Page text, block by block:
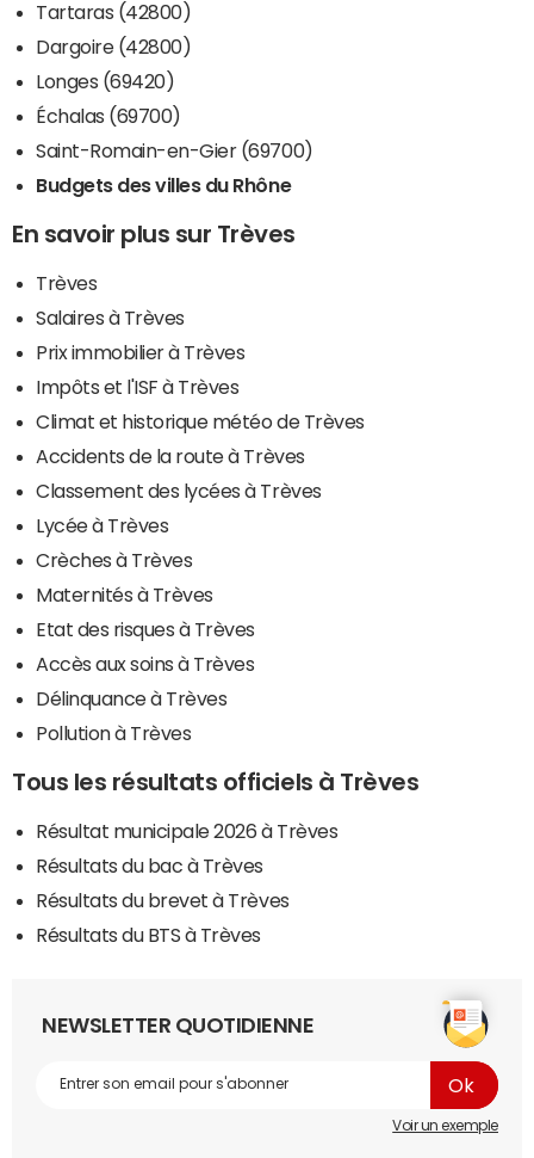
Tartaras (42800)
Dargoire (42800)
Longes (69420)
Échalas (69700)
Saint-Romain-en-Gier (69700)
Budgets des villes du Rhône
En savoir plus sur Trèves
Trèves
Salaires à Trèves
Prix immobilier à Trèves
Impôts et l'ISF à Trèves
Climat et historique météo de Trèves
Accidents de la route à Trèves
Classement des lycées à Trèves
Lycée à Trèves
Crèches à Trèves
Maternités à Trèves
Etat des risques à Trèves
Accès aux soins à Trèves
Délinquance à Trèves
Pollution à Trèves
Tous les résultats officiels à Trèves
Résultat municipale 2026 à Trèves
Résultats du bac à Trèves
Résultats du brevet à Trèves
Résultats du BTS à Trèves
NEWSLETTER QUOTIDIENNE
Voir un exemple